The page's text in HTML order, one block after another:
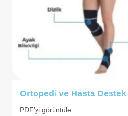
Ortopedi ve Hasta
PDF’yi görüntüle